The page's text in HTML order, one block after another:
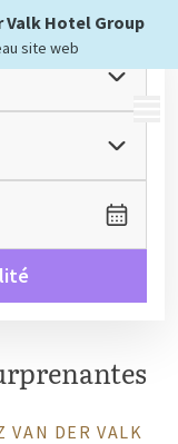
Valk Hotel Group
site web
MENU
VAN DER VALK